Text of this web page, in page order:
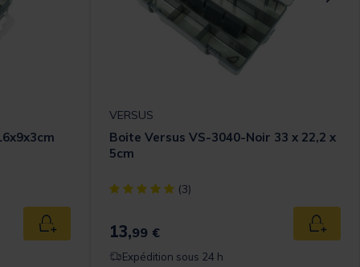
Ajouter au panier
VERSUS
Boite Versus VS-3040-Noir 33 x 22,2 x
5cm
[object Object] out of 5 Customer Rating
(3)
13,99 € Ajouter
Expédition sous 24 h